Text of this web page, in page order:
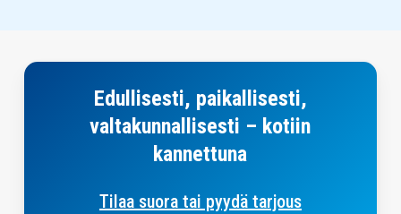
Edullisesti, paikallisesti,
valtakunnallisesti – kotiin
kannettuna
Tilaa suora tai pyydä tarjous